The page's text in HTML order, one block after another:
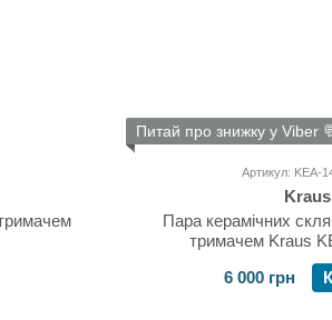
Питай про знижку у Viber
Артикул: KEA-
Kraus
Пара керамічних
тримачем Kraus
6 000 грн